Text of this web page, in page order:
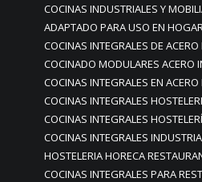
COCINAS INDUSTRIALES Y
ADAPTADO PARA USO EN
COCINAS INTEGRALES DE
COCINADO MODULARES ACERO
COCINAS INTEGRALES EN
COCINAS INTEGRALES
COCINAS INTEGRALES
COCINAS INTEGRALES
HOSTELERIA HORECA
COCINAS INTEGRALES PARA